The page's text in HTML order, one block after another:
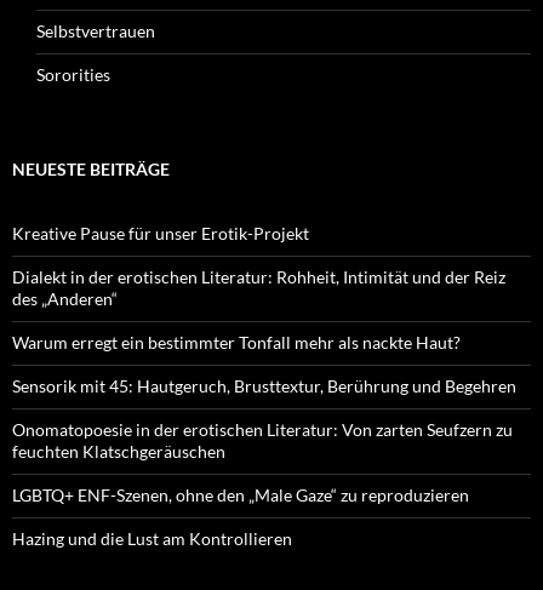
Selbstvertrauen
Sororities
NEUESTE BEITRÄGE
Kreative Pause für unser Erotik-Projekt
Dialekt in der erotischen Literatur: Rohheit, Intimität und der Reiz
des „Anderen“
Warum erregt ein bestimmter Tonfall mehr als nackte Haut?
Sensorik mit 45: Hautgeruch, Brusttextur, Berührung und Begehren
Onomatopoesie in der erotischen Literatur: Von zarten Seufzern zu
feuchten Klatschgeräuschen
LGBTQ+ ENF-Szenen, ohne den „Male Gaze“ zu reproduzieren
Hazing und die Lust am Kontrollieren